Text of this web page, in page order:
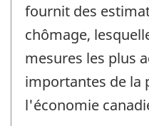
fournit des
chômage,
mesures les plus
importantes de la
l'économie